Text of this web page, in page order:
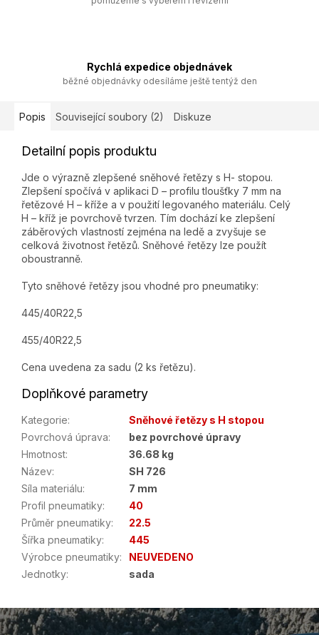
Rychlá expedice objednávek
běžné objednávky odesíláme ještě tentýž den
Popis Související soubory (2) Diskuze
Detailní popis produktu
Jde o výrazně zlepšené sněhové řetězy s H- stopou.
Zlepšení spočívá v aplikaci D – profilu tloušťky 7 mm na
řetězové H – kříže a v použití legovaného materiálu. Celý
H – kříž je povrchově tvrzen. Tím dochází ke zlepšení
záběrových vlastností zejména na ledě a zvyšuje se
celková životnost řetězů. Sněhové řetězy lze použít
oboustranně.
Tyto sněhové řetězy jsou vhodné pro pneumatiky:
445/40R22,5
455/40R22,5
Cena uvedena za sadu (2 ks řetězu).
Doplňkové parametry
Kategorie:
Sněhové řetězy s H stopou
Povrchová úprava:
bez povrchové úpravy
Hmotnost:
36.68 kg
Název:
SH 726
Síla materiálu:
7 mm
Profil pneumatiky:
40
Průměr pneumatiky:
22.5
Šířka pneumatiky:
445
Výrobce pneumatiky:
NEUVEDENO
Jednotky: sada
Z
á